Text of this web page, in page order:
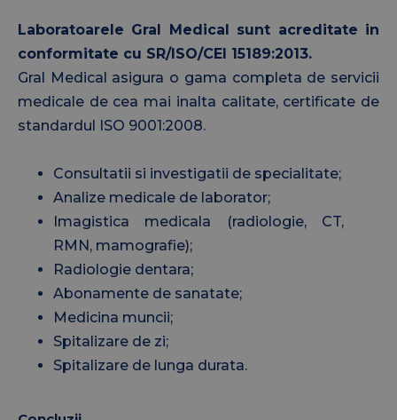
Laboratoarele Gral Medical sunt acreditate in
conformitate cu SR/ISO/CEI 15189:2013.
Gral Medical asigura o gama completa de servicii
medicale de cea mai inalta calitate, certificate de
standardul ISO 9001:2008.
Consultatii si investigatii de specialitate;
Analize medicale de laborator;
Imagistica medicala (radiologie, CT,
RMN, mamografie);
Radiologie dentara;
Abonamente de sanatate;
Medicina muncii;
Spitalizare de zi;
Spitalizare de lunga durata.